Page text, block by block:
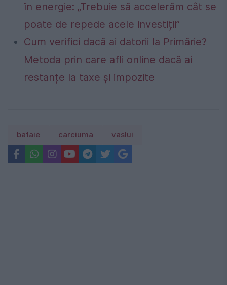
în energie: „Trebuie să accelerăm cât se
poate de repede acele investiții”
Cum verifici dacă ai datorii la Primărie?
Metoda prin care afli online dacă ai
restanțe la taxe și impozite
bataie carciuma vaslui